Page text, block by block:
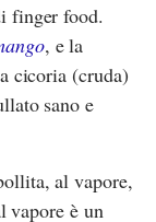
finger food.
, e la
cicoria (cruda)
sano e
al vapore,
è un